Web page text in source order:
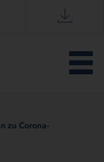
zu Corona-